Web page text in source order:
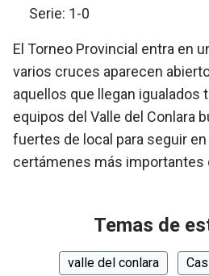
Serie: 1-0
El Torneo Provincial entra en
varios cruces aparecen
aquellos que llegan igualados
equipos del Valle del Conlara
fuertes de local para seguir
certámenes más importantes
Temas de
valle del conlara